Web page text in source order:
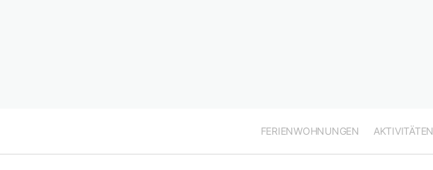
FERIENWOHNUNGEN AKTIVITÄTEN